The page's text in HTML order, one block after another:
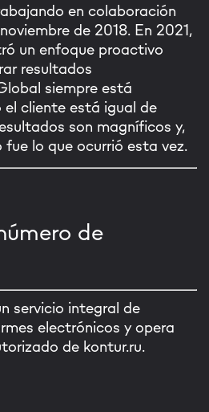
en colaboración
de 2018. En 2021,
un enfoque proactivo
resultados
siempre está
el cliente está igual de
son magníficos y,
lo que ocurrió esta vez.
de
servicio integral de
electrónicos y opera
de kontur.ru.